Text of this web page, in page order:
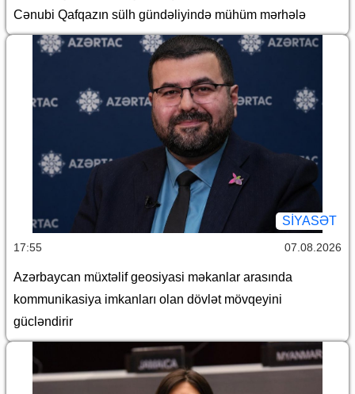
Cənubi Qafqazın sülh gündəliyində mühüm mərhələ
SİYASƏT
17:55 07.08.2026
Azərbaycan müxtəlif geosiyasi məkanlar arasında
kommunikasiya imkanları olan dövlət mövqeyini
gücləndirir